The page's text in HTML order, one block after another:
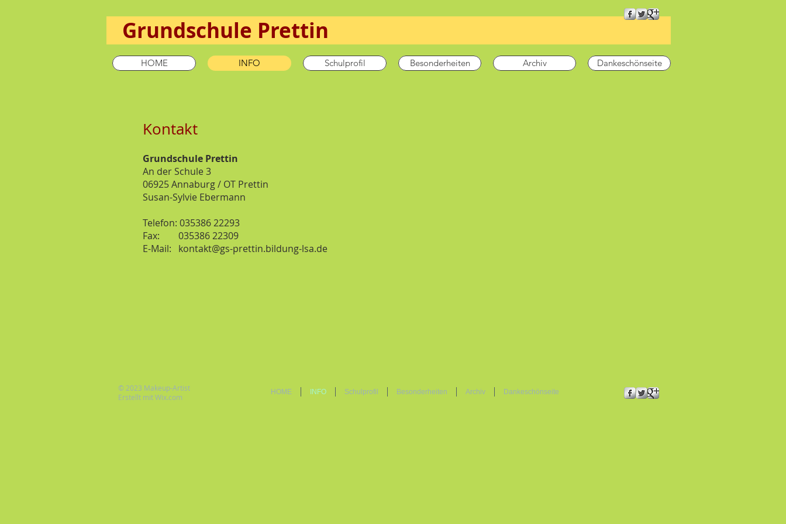
Grundschule Prettin
HOME INFO Schulprofil Besonderheiten Archiv Dankeschönseite
Kontakt
Grundschule Prettin
An der Schule 3
06925 Annaburg / OT Prettin
Susan-Sylvie Ebermann
Telefon: 035386 22293
Fax: 035386 22309
E-Mail: kontakt@gs-prettin.bildung-lsa.de
© 2023 Makeup-Artist
Erstellt mitWix.com
HOME INFO Schulprofil Besonderheiten Archiv Dankeschönseite